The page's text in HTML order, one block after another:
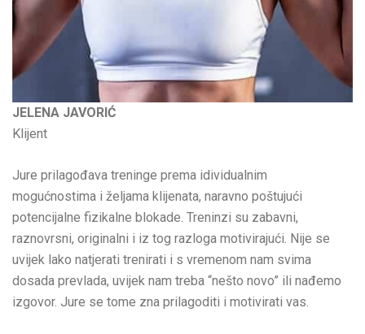
JELENA JAVORIĆ
Klijent
Jure prilagođava treninge prema idividualnim
mogućnostima i željama klijenata, naravno poštujući
potencijalne fizikalne blokade. Treninzi su zabavni,
raznovrsni, originalni i iz tog razloga motivirajući. Nije se
uvijek lako natjerati trenirati i s vremenom nam svima
dosada prevlada, uvijek nam treba “nešto novo” ili nađemo
izgovor. Jure se tome zna prilagoditi i motivirati vas.